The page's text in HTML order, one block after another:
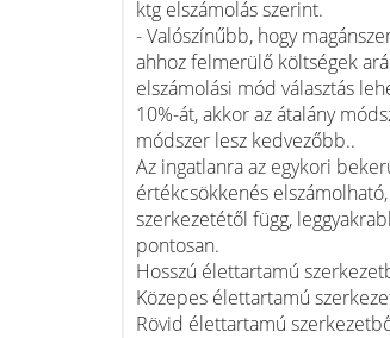
ktg elszámolás szerint.
- Valószínűbb, hogy
ahhoz felmerülő költségek
elszámolási mód választás
10%-át, akkor az átalány
módszer lesz kedvezőbb..
Az ingatlanra az egykori
értékcsökkenés
szerkezetétől függ,
pontosan.
Hosszú élettartamú
Közepes élettartamú
Rövid élettartamú